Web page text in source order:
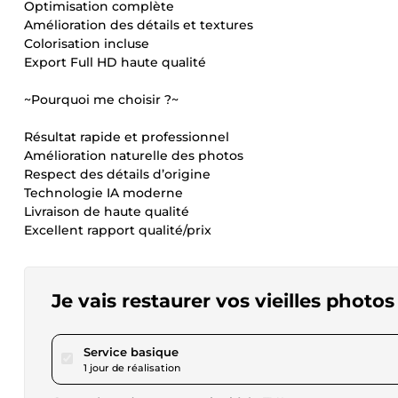
Optimisation complète
Amélioration des détails et textures
Colorisation incluse
Export Full HD haute qualité
~Pourquoi me choisir ?~
Résultat rapide et professionnel
Amélioration naturelle des photos
Respect des détails d’origine
Technologie IA moderne
Livraison de haute qualité
Excellent rapport qualité/prix
Je vais restaurer vos vieilles photos
Service basiquepour 17,34 $US
1 jour de réalisation